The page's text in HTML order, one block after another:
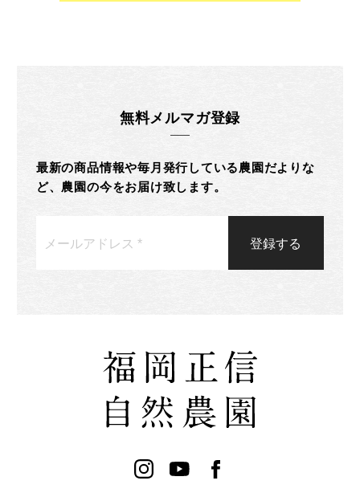
無料メルマガ登録
最新の商品情報や毎月発行している農園だよりな
ど、農園の今をお届け致します。